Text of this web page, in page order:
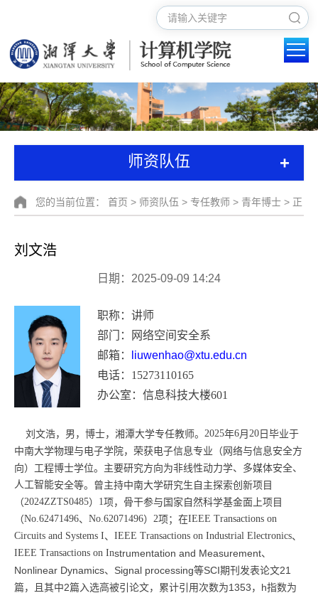
师资队伍 +
您的当前位置： 首页 > 师资队伍 > 专任教师 > 青年博士 > 正
刘文浩
日期：2025-09-09 14:24
职称： 讲师
部门：
网络空间安全系
邮箱：
liuwenhao@xtu.edu.cn
电话： 15273110165
办公室：信息科技大楼601
刘文浩，男，博士，湘潭大学专任教师。 2025年6月 20 日毕业于
中南大学物理与电子学院，荣获电子信息专业（网络与信息安全方
向）工程博士学位。主要研究方向为非线性动力学、多媒体安全、
人工智能安全等。曾主持中南大学研究生自主探索创新项目
（2024ZZTS0485） 1项，骨干参与国家自然科学基金面上项目
（No.62471496、 No.62071496） 2项；在IEEE Transactions on
Circuits and Systems I、 IEEE Transactions on Industrial Electronics、
IEEE Transactions on Instrumentation and Measurement、
Nonlinear Dynamics、Signal processing等SCI期刊发表论文21
篇，且其中2篇入选高被引论文，累计引用次数为1353，h指数为